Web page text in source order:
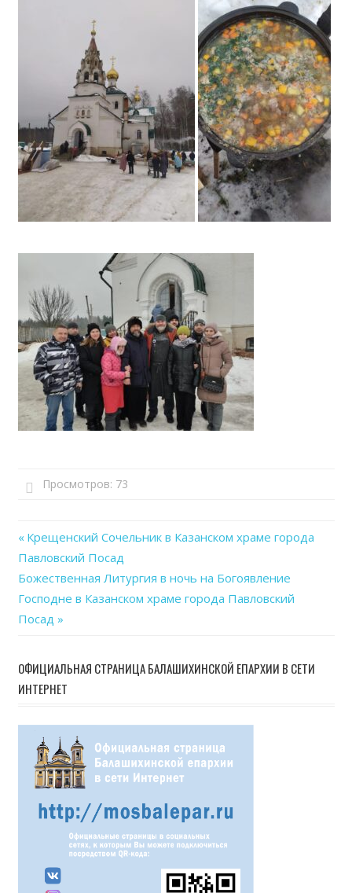
Просмотров: 73
Навигация
по
записям
Previous
Post:
Крещенский Сочельник в Казанском храме города
Павловский Посад
Next
Post:
Божественная Литургия в ночь на Богоявление
Господне в Казанском храме города Павловский
Посад
ОФИЦИАЛЬНАЯ СТРАНИЦА БАЛАШИХИНСКОЙ ЕПАРХИИ В СЕТИ
ИНТЕРНЕТ